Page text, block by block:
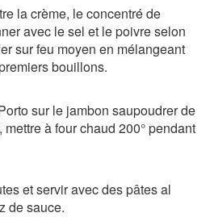
la crème, le concentré de
avec le sel et le poivre selon
sur feu moyen en mélangeant
bouillons.
sur le jambon saupoudrer de
à four chaud 200° pendant
et servir avec des pâtes al
de sauce.